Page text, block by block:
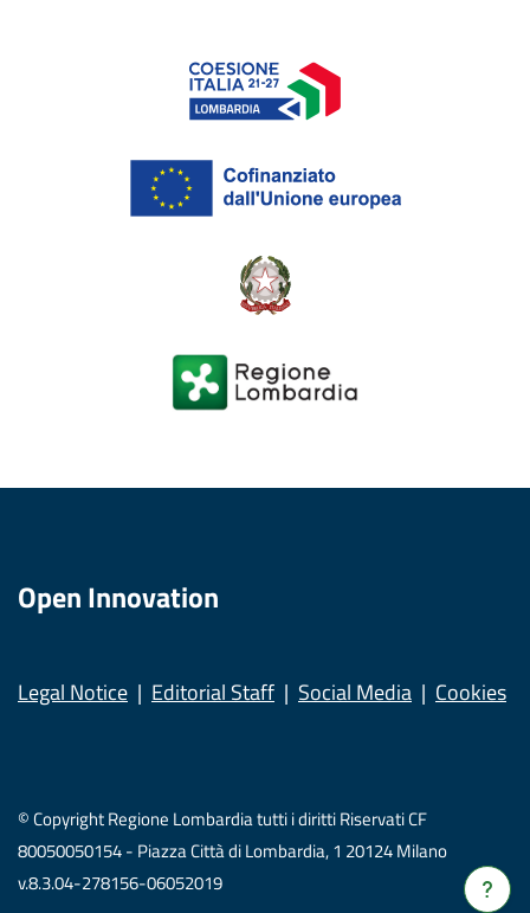
Verrà
Open Innovation
Legal Notice Editorial Staff Social Media Cookies
© Copyright Regione Lombardia tutti i diritti Riservati CF
80050050154 - Piazza Città di Lombardia, 1 20124 Milano
v.8.3.04-278156-06052019